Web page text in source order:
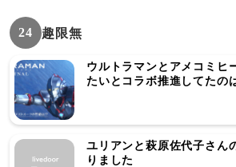
24 趣限無
ウルトラマンとアメコミヒ
たいとコラボ推進してたの
ユリアンと萩原佐代子さん
りました